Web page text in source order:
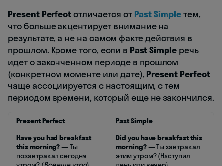
Present Perfectотличается от Past Simpleтем,
что больше акцентирует внимание на
результате, а не на самом факте действия в
прошлом. Кроме того, если в Past Simple речь
идет о законченном периоде в прошлом
(конкретном моменте или дате), Present Perfect
чаще ассоциируется с настоящим, с тем
периодом времени, который еще не закончился.
Present Perfect
Past Simple
Have you had breakfast
this morning?— Ты
позавтракал сегодня
Did you have breakfast this
morning?— Ты завтракал
этим утром? (Наступил